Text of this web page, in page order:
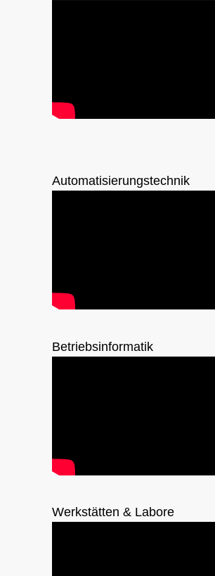
Automatisierungstechnik
Betriebsinformatik
Werkstätten & Labore